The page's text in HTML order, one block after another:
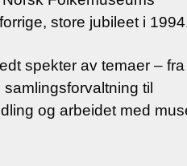
store jubileet i
spekter av temaer – fra
til
og arbeidet med